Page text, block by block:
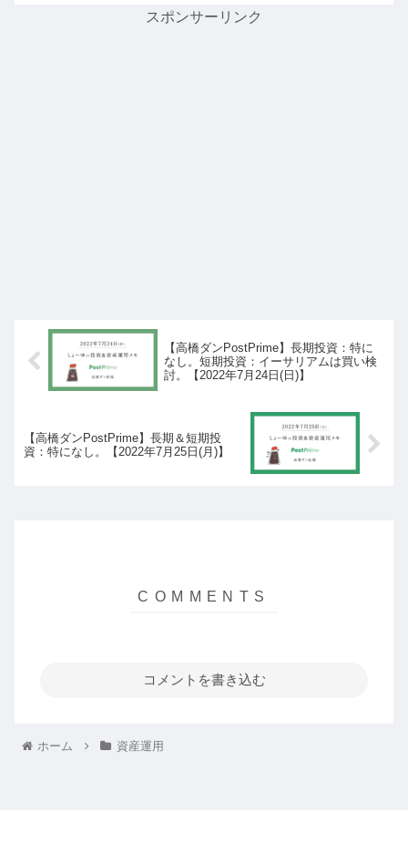
スポンサーリンク
【高橋ダンPostPrime】長期投資：特に
なし。短期投資：イーサリアムは買い検
討。【2022年7月24日(日)】
【高橋ダンPostPrime】長期＆短期投
資：特になし。【2022年7月25日(月)】
コメントを書き込む
ホーム 資産運用